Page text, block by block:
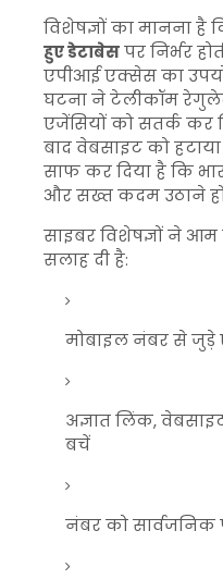
विशेषज्ञों का मानना है
हुए डेटाबेसपर निर्भर
एपीआई एक्सेस का
घटना ने टेलीकॉम
एजेंसियों को सतर्क कर
बाद वेबसाइट को
साफ कर दिया है कि
और सख्त कदम उठाने
साइबर विशेषज्ञों ने
सलाह दी है:
मोबाइल नंबर से जुड़े
अज्ञात लिंक,
बचें
नंबर को सार्वजनिक